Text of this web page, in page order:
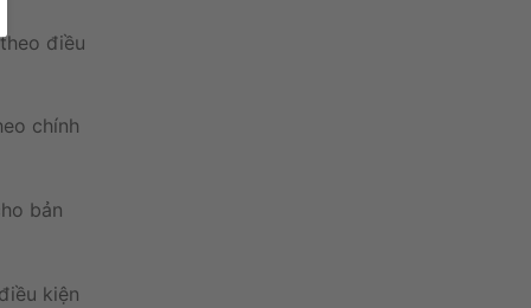
theo điều
chính
bản
điều kiện